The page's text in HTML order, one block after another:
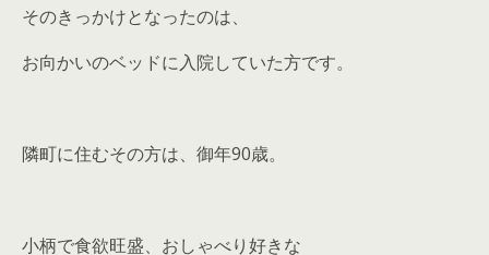
そのきっかけとなったのは、
お向かいのベッドに入院していた方です。
隣町に住むその方は、御年90歳。
小柄で食欲旺盛、おしゃべり好きな